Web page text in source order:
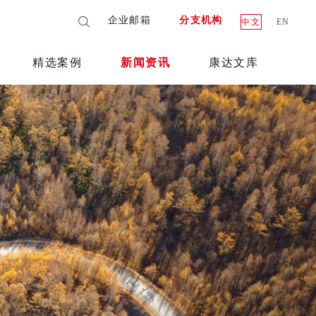
企业邮箱 分支机构 中文 EN
精选案例 新闻资讯 康达文库